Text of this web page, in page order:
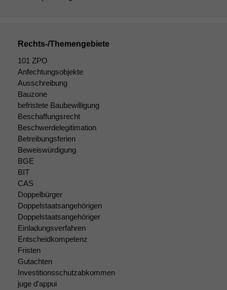
Rechts-/Themengebiete
101 ZPO
Anfechtungsobjekte
Ausschreibung
Bauzone
befristete Baubewilligung
Beschaffungsrecht
Beschwerdelegitimation
Betreibungsferien
Beweiswürdigung
BGE
BIT
CAS
Doppelbürger
Doppelstaatsangehörigen
Doppelstaatsangehöriger
Einladungsverfahren
Entscheidkompetenz
Fristen
Gutachten
Investitionsschutzabkommen
juge d'appui